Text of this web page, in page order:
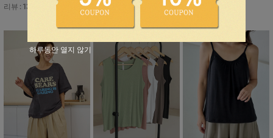
리뷰 : 13개
하루동안 열지 않기